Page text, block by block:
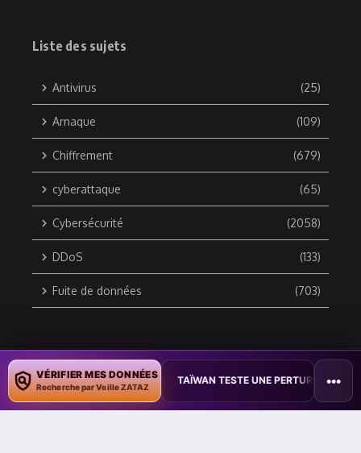
Liste des sujets
Antivirus (25)
Arnaque (109)
Chiffrement (679)
cyberattaque (65)
Cybersécurité (2058)
DDoS (133)
Fuite de données (703)
Copyright © 2010 / 2026 DATA SECURITY BREACH - Groupe
ZATAZ Média
VÉRIFIER MES DONNÉES
Recherche par Veille ZATAZ
DOCUMENTS • TAÏWAN TESTE UNE PERTURBATION MASSIVE DE
•••